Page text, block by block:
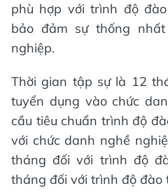
phù hợp với trình độ
bảo đảm sự thống
nghiệp.
Thời gian tập sự là 12
tuyển dụng vào chức
cầu tiêu chuẩn trình độ
với chức danh nghề
tháng đối với trình độ
tháng đối với trình độ đào